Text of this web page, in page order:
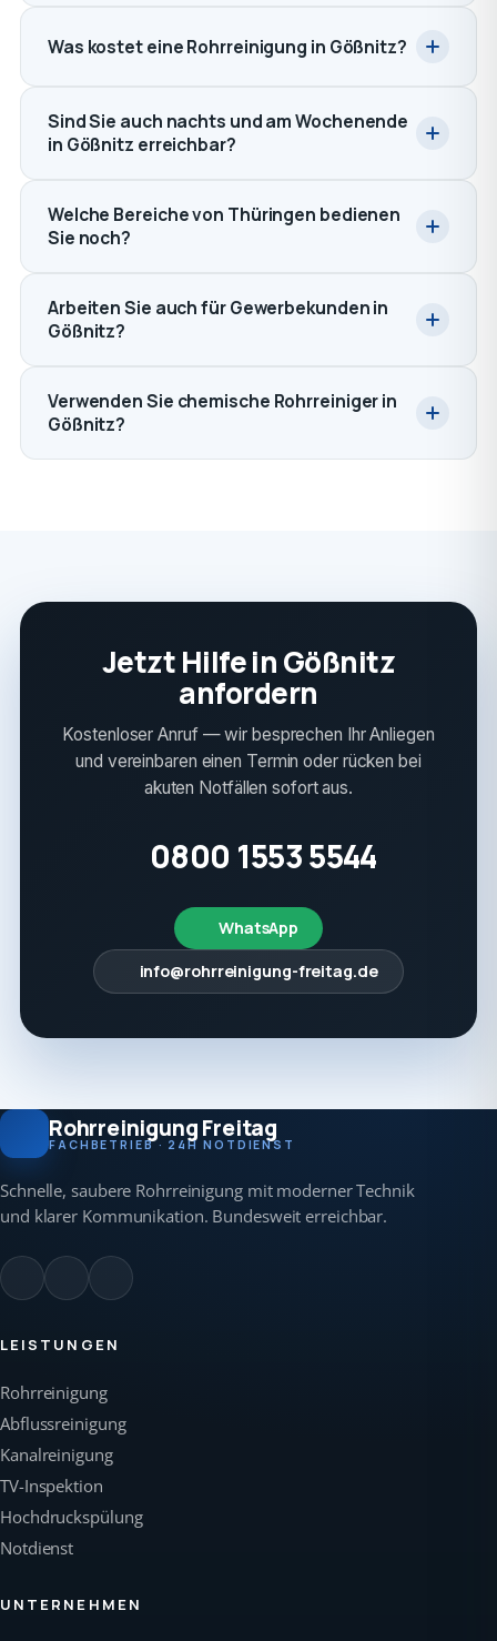
Was kostet eine Rohrreinigung in Gößnitz?
Sind Sie auch nachts und am Wochenende
in Gößnitz erreichbar?
Welche Bereiche von Thüringen bedienen
Sie noch?
Arbeiten Sie auch für Gewerbekunden in
Gößnitz?
Verwenden Sie chemische Rohrreiniger in
Gößnitz?
Jetzt Hilfe in Gößnitz
anfordern
Kostenloser Anruf — wir besprechen Ihr Anliegen
und vereinbaren einen Termin oder rücken bei
akuten Notfällen sofort aus.
0800 1553 5544
WhatsApp
info@rohrreinigung-freitag.de
Rohrreinigung Freitag
FACHBETRIEB · 24H NOTDIENST
Schnelle, saubere Rohrreinigung mit moderner Technik
und klarer Kommunikation. Bundesweit erreichbar.
LEISTUNGEN
Rohrreinigung
Abflussreinigung
Kanalreinigung
TV-Inspektion
Hochdruckspülung
Notdienst
UNTERNEHMEN